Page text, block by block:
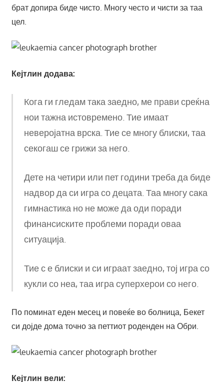
брат допира биде чисто. Многу често и чисти за таа
цел.
Кејтлин додава:
Кога ги гледам така заедно, ме прави среќна
нои тажна истовремено. Тие имаат
неверојатна врска. Тие се многу блиски, таа
секогаш се грижи за него.
Дете на четири или пет години треба да биде
надвор да си игра со децата. Таа многу сака
гимнастика но не може да оди поради
финансиските проблеми поради оваа
ситуација.
Тие с е блиски и си играат заедно, тој игра со
кукли со неа, таа игра суперхерои со него.
По поминат еден месец и повеќе во болница, Бекет
си дојде дома точно за петтиот роденден на Обри.
Кејтлин вели: